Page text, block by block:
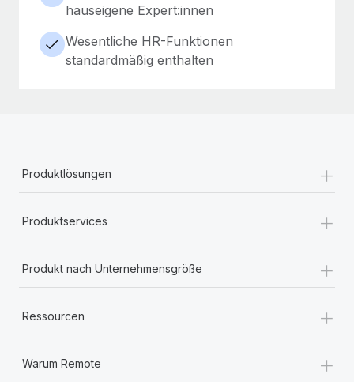
hauseigene Expert:innen
Wesentliche HR-Funktionen
standardmäßig enthalten
Produktlösungen +
Produktservices +
Produkt nach Unternehmensgröße +
Ressourcen +
Warum Remote +